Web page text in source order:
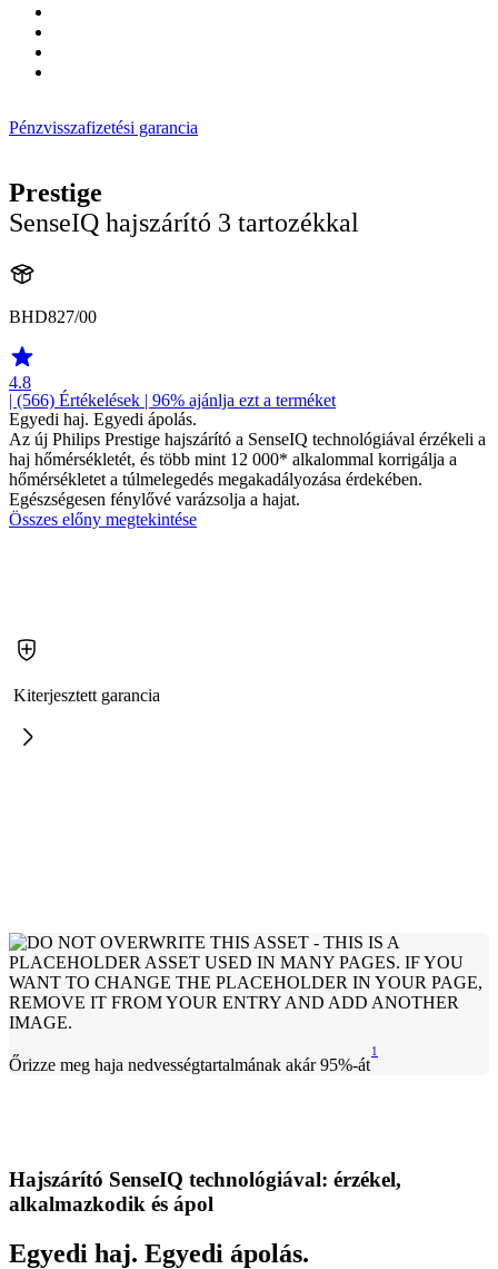
Pénzvisszafizetési garancia
Prestige
SenseIQ hajszárító 3 tartozékkal
BHD827/00
4.8
| (566) Értékelések | 96% ajánlja ezt a terméket
Egyedi haj. Egyedi ápolás.
Az új Philips Prestige hajszárító a SenseIQ technológiával érzékeli a
haj hőmérsékletét, és több mint 12 000* alkalommal korrigálja a
hőmérsékletet a túlmelegedés megakadályozása érdekében.
Egészségesen fénylővé varázsolja a hajat.
Összes előny megtekintése
Kiterjesztett garancia
Őrizze meg haja nedvességtartalmának akár 95%-át
1
Hajszárító SenseIQ technológiával: érzékel,
alkalmazkodik és ápol
Egyedi haj. Egyedi ápolás.